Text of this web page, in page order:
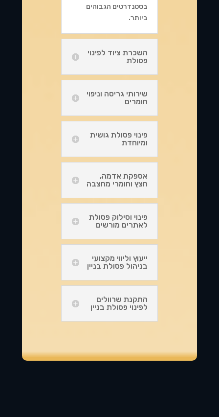
בסטנדרטים הגבוהים
ביותר.
השכרת ציוד לפינוי
פסולת
שירותי גריסה וניפוי
חומרים
פינוי פסולת גושית
ומיוחדת
אספקת אדמה,
חצץ וחומרי מחצבה
פינוי וסילוק פסולת
לאתרים מורשים
ייעוץ וליווי מקצועי
בניהול פסולת בניין
התקנת שרוולים
לפינוי פסולת בניין